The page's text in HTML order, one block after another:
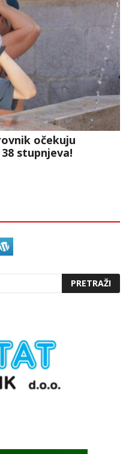
očekuju
stupnjeva!